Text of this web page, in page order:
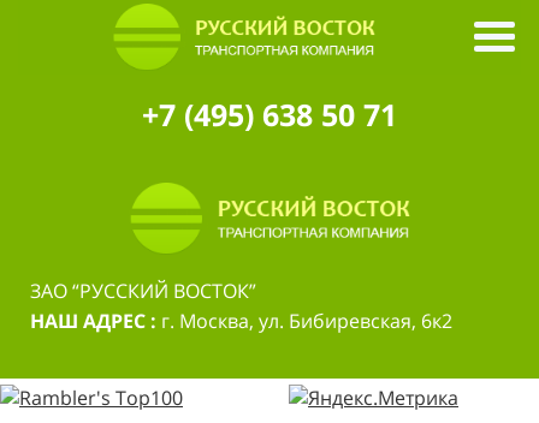
+7 (495) 638 50 71
ЗАО “РУССКИЙ ВОСТОК”
НАШ АДРЕС : г. Москва, ул. Бибиревская, 6к2